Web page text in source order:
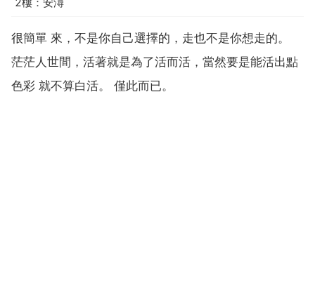
很簡單 來，不是你自己選擇的，走也不是你想走的。
茫茫人世間，活著就是為了活而活，當然要是能活出點
色彩 就不算白活。 僅此而已。